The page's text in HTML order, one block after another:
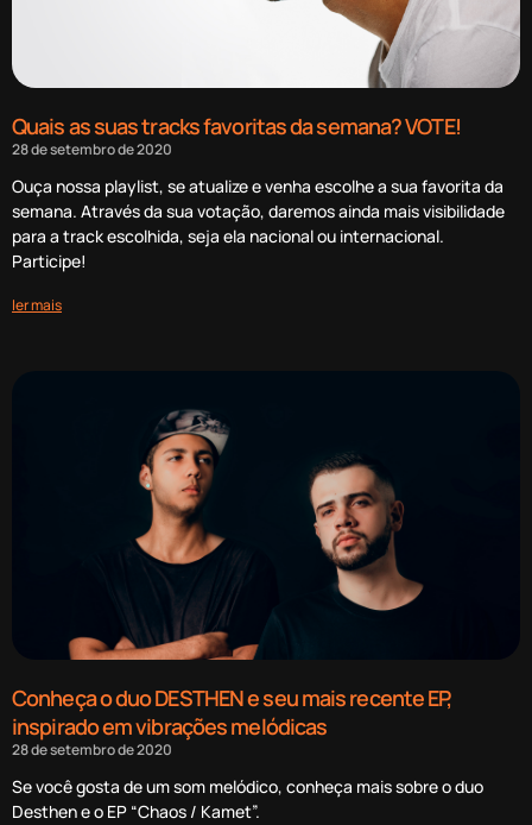
Quais as suas tracks favoritas da semana? VOTE!
28 de setembro de 2020
Ouça nossa playlist, se atualize e venha escolhe a sua favorita da
semana. Através da sua votação, daremos ainda mais visibilidade
para a track escolhida, seja ela nacional ou internacional.
Participe!
ler mais
Conheça o duo DESTHEN e seu mais recente EP,
inspirado em vibrações melódicas
28 de setembro de 2020
Se você gosta de um som melódico, conheça mais sobre o duo
Desthen e o EP “Chaos / Kamet”.